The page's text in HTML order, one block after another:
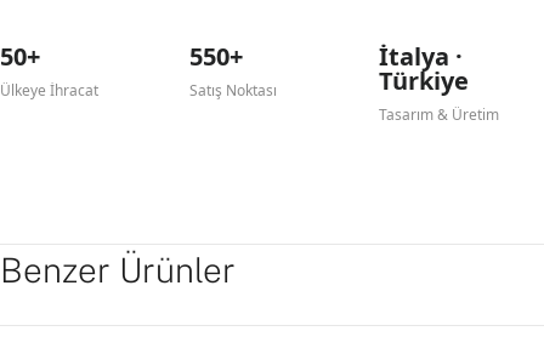
50+
Ülkeye İhracat
550+
Satış Noktası
İtalya ·
Türkiye
Tasarım & Üretim
Benzer Ürünler